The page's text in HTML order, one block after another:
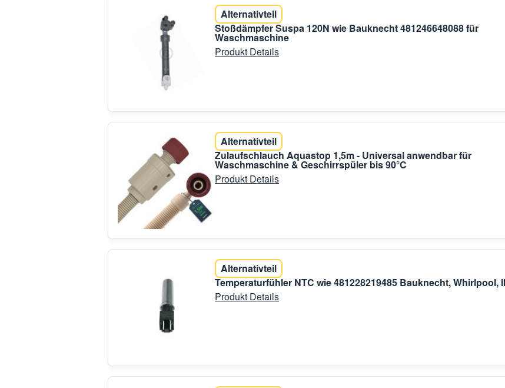
Alternativteil
Stoßdämpfer Suspa 120N wie Bauknecht 481246648088 für
Waschmaschine
Produkt Details
Alternativteil
Zulaufschlauch Aquastop 1,5m - Universal anwendbar für
Waschmaschine & Geschirrspüler bis 90°C
Produkt Details
Alternativteil
Temperaturfühler NTC wie 481228219485 Bauknecht, Whirlpool,
Produkt Details